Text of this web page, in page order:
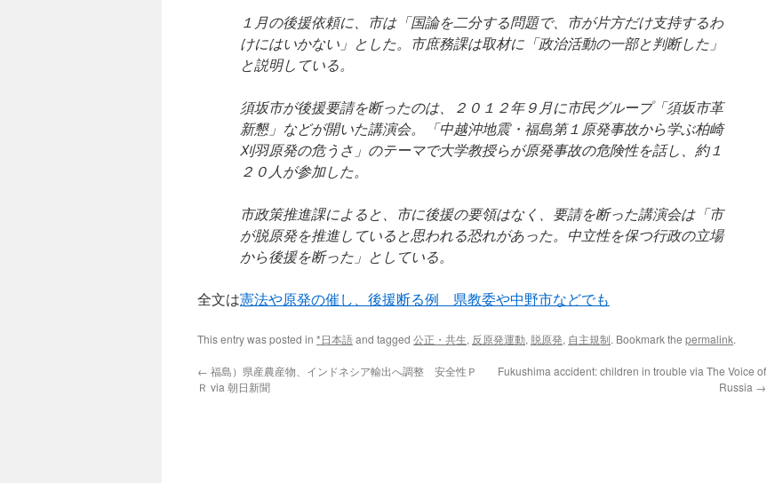
１月の後援依頼に、市は「国論を二分する問題で、市が片方だけ支持するわ
けにはいかない」とした。市庶務課は取材に「政治活動の一部と判断した」
と説明している。
須坂市が後援要請を断ったのは、２０１２年９月に市民グループ「須坂市革
新懇」などが開いた講演会。「中越沖地震・福島第１原発事故から学ぶ柏崎
刈羽原発の危うさ」のテーマで大学教授らが原発事故の危険性を話し、約１
２０人が参加した。
市政策推進課によると、市に後援の要領はなく、要請を断った講演会は「市
が脱原発を推進していると思われる恐れがあった。中立性を保つ行政の立場
から後援を断った」としている。
全文は憲法や原発の催し、後援断る例 県教委や中野市などでも
This entry was posted in *日本語and tagged 公正・共生, 反原発運動, 脱原発, 自主規制. Bookmark the permalink.
← 福島）県産農産物、インドネシア輸出へ調整 安全性Ｐ
Ｒ via 朝日新聞
Fukushima accident: children in trouble via The Voice of
Russia →